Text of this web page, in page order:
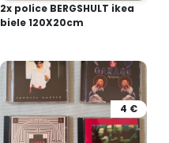
2x police BERGSHULT ikea
biele 120X20cm
4 €